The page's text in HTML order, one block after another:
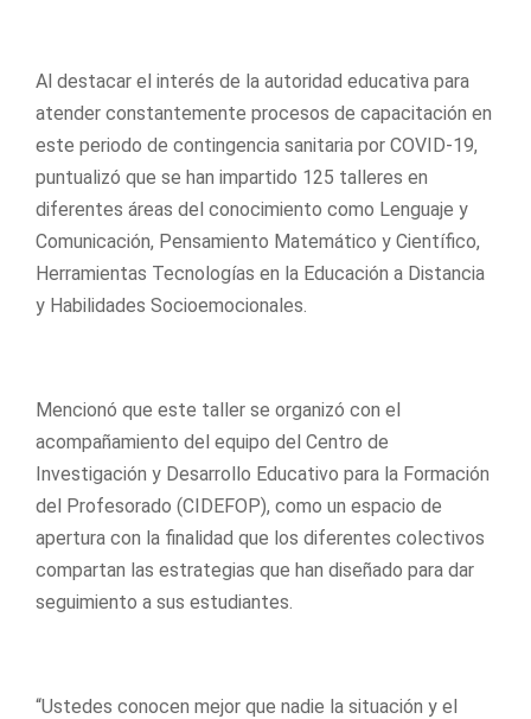
Al destacar el interés de la autoridad educativa para
atender constantemente procesos de capacitación en
este periodo de contingencia sanitaria por COVID-19,
puntualizó que se han impartido 125 talleres en
diferentes áreas del conocimiento como Lenguaje y
Comunicación, Pensamiento Matemático y Científico,
Herramientas Tecnologías en la Educación a Distancia
y Habilidades Socioemocionales.
Mencionó que este taller se organizó con el
acompañamiento del equipo del Centro de
Investigación y Desarrollo Educativo para la Formación
del Profesorado (CIDEFOP), como un espacio de
apertura con la finalidad que los diferentes colectivos
compartan las estrategias que han diseñado para dar
seguimiento a sus estudiantes.
“Ustedes conocen mejor que nadie la situación y el